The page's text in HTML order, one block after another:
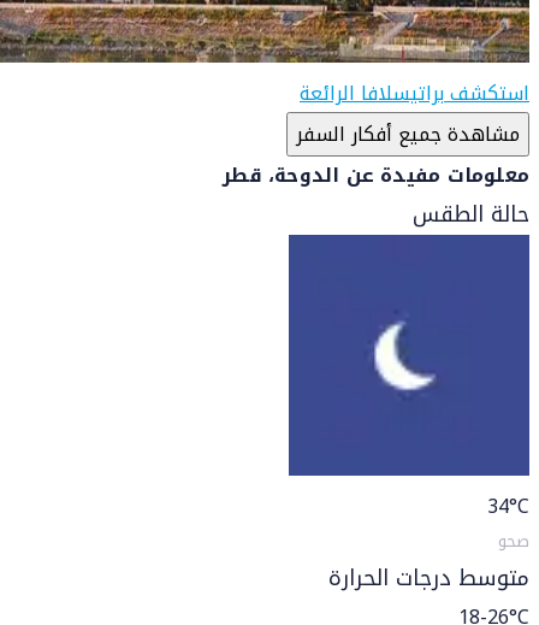
استكشف براتيسلافا الرائعة
مشاهدة جميع أفكار السفر
معلومات مفيدة عن الدوحة، قطر
حالة الطقس
34°C
صحو
متوسط درجات الحرارة
18-26°C